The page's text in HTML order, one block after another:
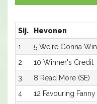
Sij. Hevonen
1
5 We're Gonna Win
2
10 Winner's Credit
3
8 Read More (SE)
4
12 Favouring Fanny